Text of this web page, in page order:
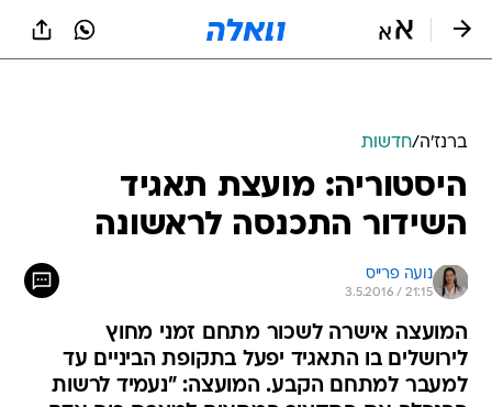
ברנז'ה/חדשות
היסטוריה: מועצת תאגיד
השידור התכנסה לראשונה
נועה פרייס
3.5.2016 / 21:15
המועצה אישרה לשכור מתחם זמני מחוץ
לירושלים בו התאגיד יפעל בתקופת הביניים עד
למעבר למתחם הקבע. המועצה: "נעמיד לרשות